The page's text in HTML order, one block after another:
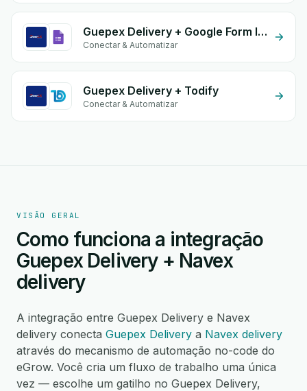
Guepex Delivery + Google Form Integration
Conectar & Automatizar
Guepex Delivery + Todify
Conectar & Automatizar
VISÃO GERAL
Como funciona a integração
Guepex Delivery + Navex
delivery
A integração entre Guepex Delivery e Navex
delivery conecta Guepex Delivery a Navex delivery
através do mecanismo de automação no-code do
eGrow. Você cria um fluxo de trabalho uma única
vez — escolhe um gatilho no Guepex Delivery,